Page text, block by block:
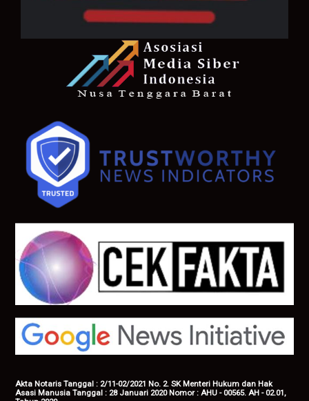
Akta Notaris Tanggal : 2/11-02/2021 No. 2. SK Menteri Hukum dan Hak
Asasi Manusia Tanggal : 28 Januari 2020 Nomor : AHU - 00565. AH - 02.01,